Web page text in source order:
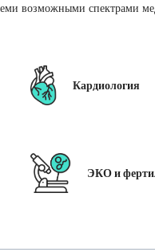
возможными спектрами
Кардиология
ЭКО и